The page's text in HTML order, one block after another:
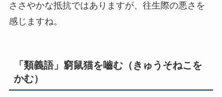
ささやかな抵抗ではありますが、往生際の悪さを
感じますね。
「類義語」窮鼠猫を嚙む（きゅうそねこを
かむ）